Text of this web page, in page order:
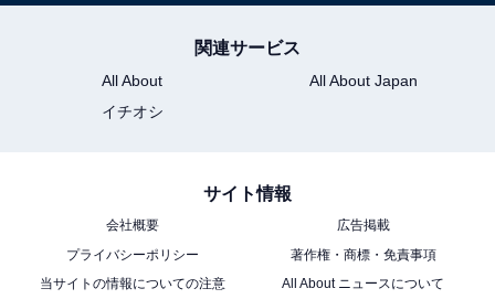
関連サービス
All About
All About Japan
イチオシ
サイト情報
会社概要
広告掲載
プライバシーポリシー
著作権・商標・免責事項
当サイトの情報についての注意
All About ニュースについて